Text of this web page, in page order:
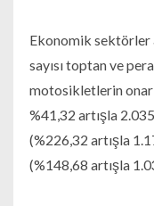
Ekonomik sektörler
sayısı toptan ve
motosikletlerin
%41,32 artışla
(%226,32 artışla
(%148,68 artışla